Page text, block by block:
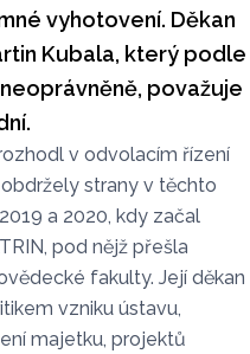
vyhotovení. Děkan
Kubala, který podle
považuje
v odvolacím řízení
strany v těchto
a 2020, kdy začal
pod nějž přešla
fakulty. Její děkan
vzniku ústavu,
majetku, projektů